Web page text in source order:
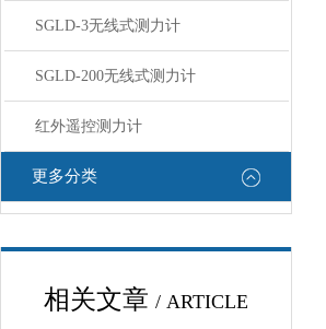
SGLD-3无线式测力计
SGLD-200无线式测力计
红外遥控测力计
更多分类
相关文章 / ARTICLE